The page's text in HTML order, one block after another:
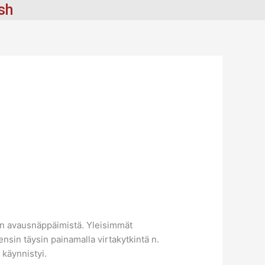
avausnäppäimistä. Yleisimmät
täysin painamalla virtakytkintä n.